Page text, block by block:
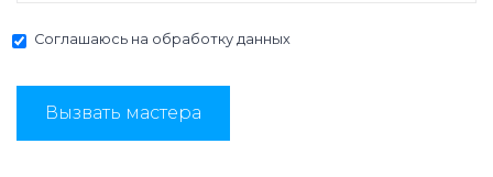
Соглашаюсь на обработку данных
Вызвать мастера